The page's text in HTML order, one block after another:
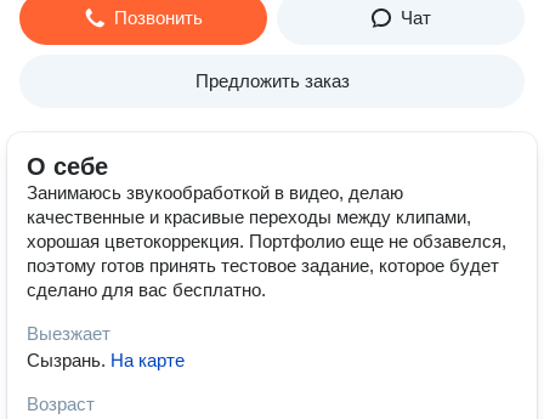
Позвонить Чат
Предложить заказ
О себе
Занимаюсь звукообработкой в видео, делаю
качественные и красивые переходы между клипами,
хорошая цветокоррекция. Портфолио еще не обзавелся,
поэтому готов принять тестовое задание, которое будет
сделано для вас бесплатно.
Выезжает
Сызрань. На карте
Возраст